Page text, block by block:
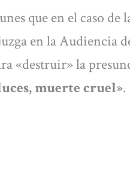
que en el caso de
en la Audiencia
«destruir» la
muerte cruel».